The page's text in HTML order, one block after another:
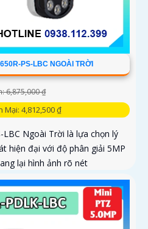
PS-LBC NGOÀI TRỜI
6,875,000 ₫
Mại: 4,812,500 ₫
LBC Ngoài Trời là lựa chọn lý
hiện đại với độ phân giải 5MP
lại hình ảnh rõ nét